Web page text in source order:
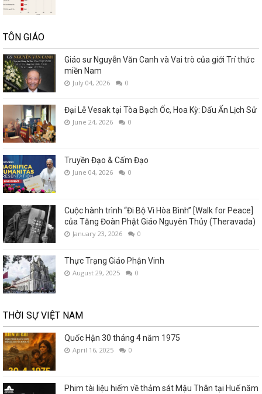
TÔN GIÁO
Giáo sư Nguyễn Văn Canh và Vai trò của giới Trí thức
miền Nam
July 04, 2026 0
Đại Lễ Vesak tại Tòa Bạch Ốc, Hoa Kỳ: Dấu Ấn Lịch Sử
June 24, 2026 0
Truyền Đạo & Cấm Đạo
June 04, 2026 0
Cuộc hành trình “Đi Bộ Vì Hòa Bình” [Walk for Peace]
của Tăng Đoàn Phật Giáo Nguyên Thủy (Theravada)
January 23, 2026 0
Thực Trạng Giáo Phận Vinh
August 29, 2025 0
THỜI SỰ VIỆT NAM
Quốc Hận 30 tháng 4 năm 1975
April 16, 2025 0
Phim tài liệu hiếm về thảm sát Mậu Thân tại Huế năm